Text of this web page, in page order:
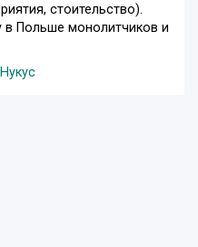
стоительство).
в Польше монолитчиков и
Нукус